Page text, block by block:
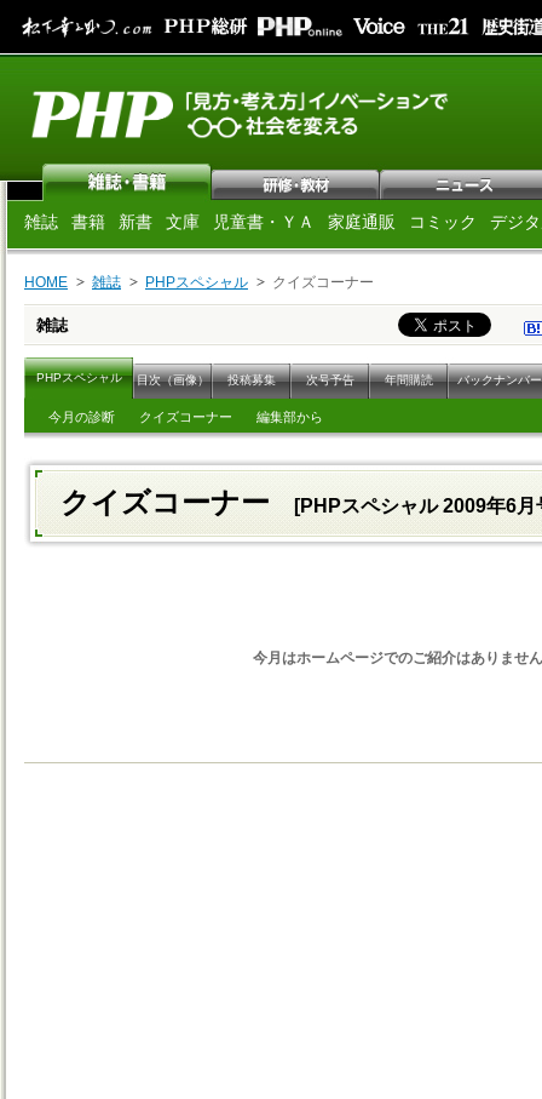
雑誌 書籍 新書 文庫 児童書・ＹＡ 家庭通販 コミック デジ
HOME 雑誌 PHPスペシャル クイズコーナー
雑誌
PHPスペシャル 目次（画像） 投稿募集 次号予告 年間購読 バックナンバー
今月の診断 クイズコーナー 編集部から
クイズコーナー [PHPスペシャル 2009年6月
今月はホームページでのご紹介はありませ